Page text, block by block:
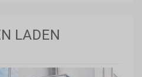
LADEN